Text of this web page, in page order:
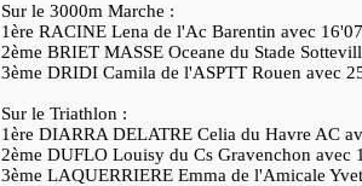
Sur le 3000m Marche :
1ère RACINE Lena de l'Ac Barentin avec
2ème BRIET MASSE Oceane du Stade
3ème DRIDI Camila de l'ASPTT Rouen avec
Sur le Triathlon :
1ère DIARRA DELATRE Celia du Havre AC
2ème DUFLO Louisy du Cs Gravenchon avec
3ème LAQUERRIERE Emma de l'Amicale